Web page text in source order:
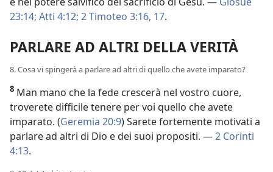
23:14; Atti 4:12; 2 Timoteo 3:16, 17.
PARLARE AD ALTRI DELLA VERITÀ
8. Cosa vi spingerà a parlare ad altri di quello che avete imparato?
8 Man mano che la fede crescerà nel vostro cuore,
troverete difficile tenere per voi quello che avete
imparato. (Geremia 20:9) Sarete fortemente motivati a
parlare ad altri di Dio e dei suoi propositi. —2 Corinti
4:13.